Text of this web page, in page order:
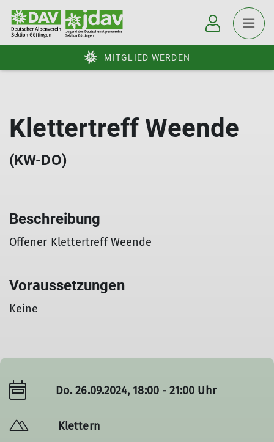
MITGLIED WERDEN
Klettertreff Weende
(KW-DO)
Beschreibung
Offener Klettertreff Weende
Voraussetzungen
Keine
Do. 26.09.2024, 18:00 - 21:00 Uhr
Klettern